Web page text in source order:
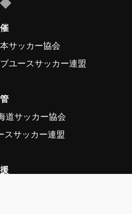
サッカー協会
ユースサッカー連盟
道サッカー協会
スサッカー連盟